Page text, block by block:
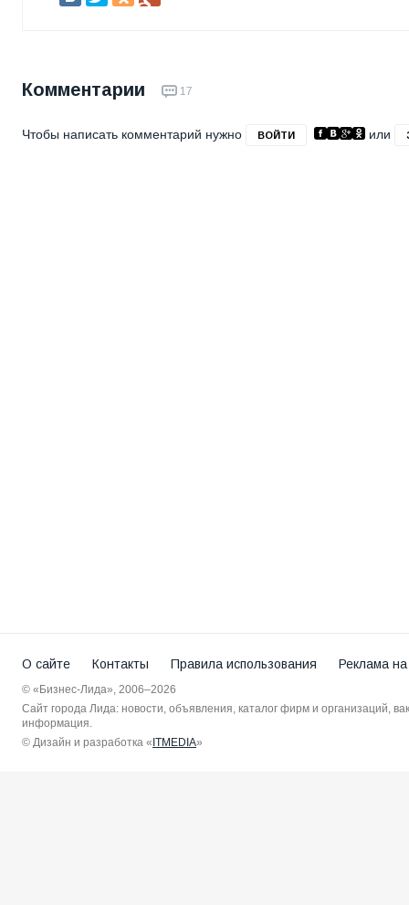
Комментарии 17
Чтобы написать комментарий нужно ВОЙТИ или
О сайте Контакты Правила использования Реклама
© «Бизнес-Лида», 2006–2026
Сайт города Лида: новости, объявления, каталог фирм и организаций,
информация.
© Дизайн и разработка «ITMEDIA»